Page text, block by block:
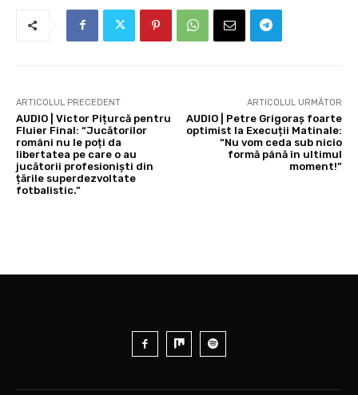
ARTICOLUL PRECEDENT
AUDIO | Victor Pițurcă pentru
Fluier Final: “Jucătorilor
români nu le poți da
libertatea pe care o au
jucătorii profesioniști din
țările superdezvoltate
fotbalistic.”
ARTICOLUL URMĂTOR
AUDIO | Petre Grigoraș foarte
optimist la Execuții Matinale:
“Nu vom ceda sub nicio
formă până în ultimul
moment!”